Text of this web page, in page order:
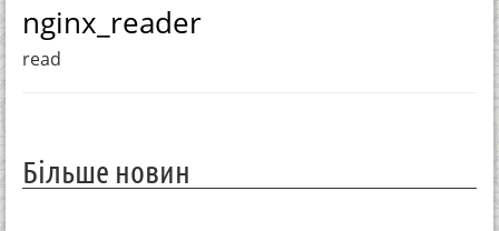
nginx_reader
read
Більше новин